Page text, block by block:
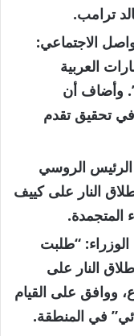
ترامب.
الاجتماعي:
العربية
وأضاف أن
تحقيق تقدم
الروسي
النار على كييف
“طلبت
النار على
ووافق على القيام
في المنطقة.